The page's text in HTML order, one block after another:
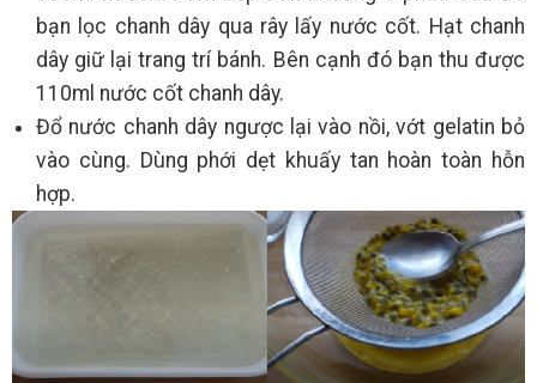
bạn lọc chanh dây qua rây lấy nước cốt. Hạt chanh
dây giữ lại trang trí bánh. Bên cạnh đó bạn thu được
110ml nước cốt chanh dây.
Đổ nước chanh dây ngược lại vào nồi, vớt gelatin bỏ
vào cùng. Dùng phới dẹt khuấy tan hoàn toàn hỗn
hợp.